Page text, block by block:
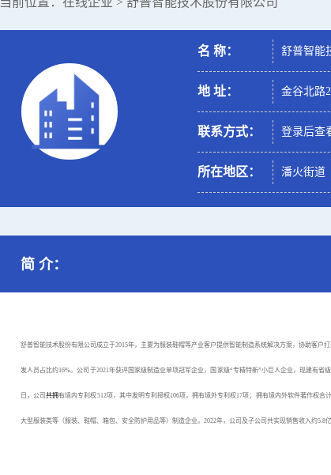
名 称： 舒普智能
地 址： 金谷北路
联系方式： 登录后查
所在地区： 潘火街道
简 介：
舒普智能技术股份有限公司成立于2015年，主要为服装鞋帽等产业客户提供智能制造系统解决方案，协助客
发人员占比约16%。公司于2021年获评国家级制造业单项冠军企业，国家级“专精特新”小巨人企业，现建有
日，公司共拥有境内专利权512项，其中发明专利授权106项，拥有境外专利权17项；拥有境内外软件著作权
大型服装类等（服装、鞋帽、箱包、安全防护用品等）制造企业。2022年，公司及子公司共实现销售收入约5.8